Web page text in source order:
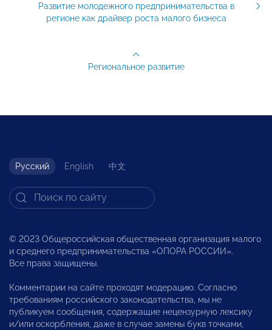
Развитие молодежного предпринимательства в
регионе как драйвер роста малого бизнеса
Региональное развитие
Русский English 中文
© 2023 Общероссийская общественная организация малого
и среднего предпринимательства «ОПОРА РОССИИ».
Все права защищены.
Комментарии на сайте проходят модерацию. Согласно
требованиям российского законодательства, мы не
публикуем сообщения, содержащие нецензурную лексику
и/или оскорбления, даже в случае замены букв точками,